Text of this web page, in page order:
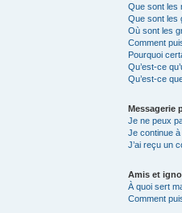
Que sont les
Que sont les
Où sont les
Comment
Pourquoi
Qu’est-ce
Qu’est-ce
Messagerie
Je ne peux
Je continue
J’ai reçu un
Amis et
À quoi sert
Comment